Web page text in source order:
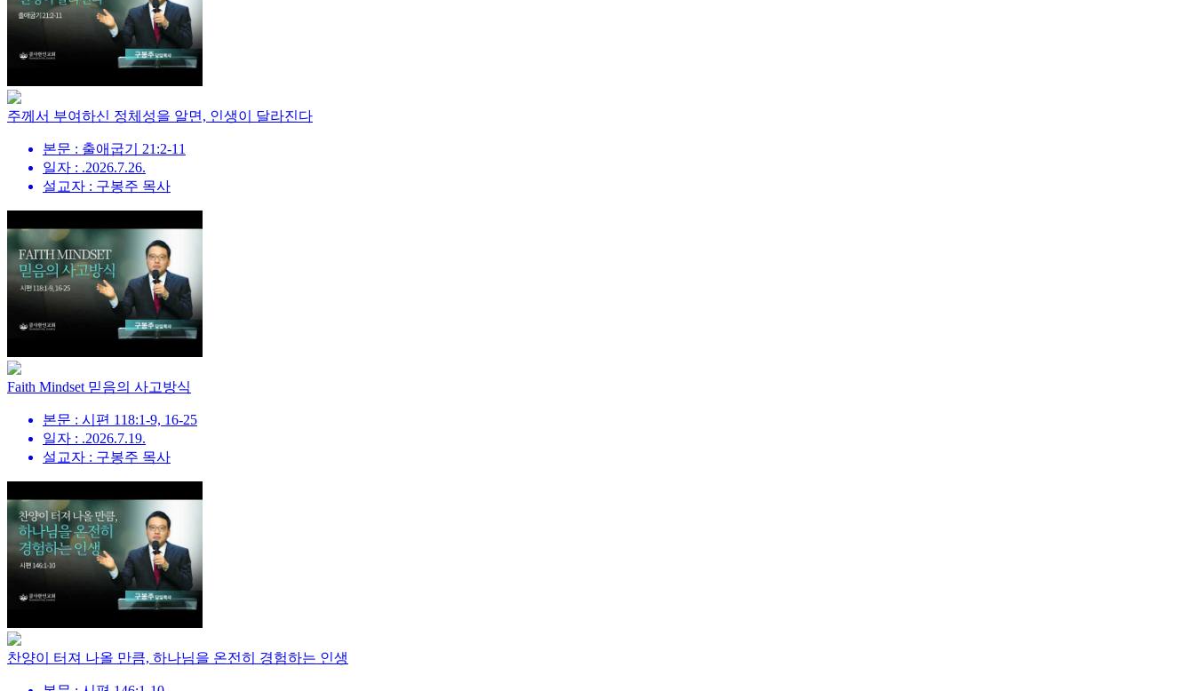
주께서 부여하신 정체성을 알면, 인생이 달라진다
본문 : 출애굽기 21:2-11
일자 : .2026.7.26.
설교자 : 구봉주 목사
Faith Mindset 믿음의 사고방식
본문 : 시편 118:1-9, 16-25
일자 : .2026.7.19.
설교자 : 구봉주 목사
찬양이 터져 나올 만큼, 하나님을 온전히 경험하는 인생